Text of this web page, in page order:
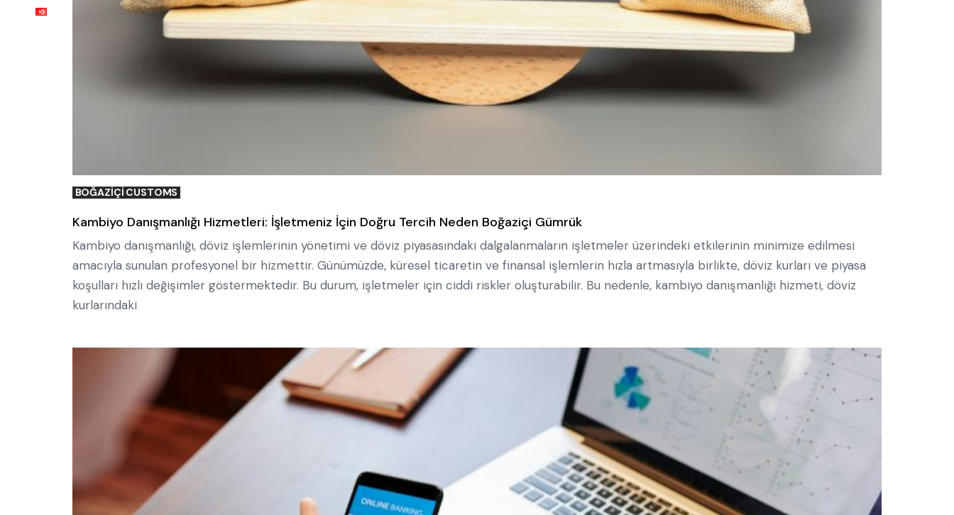
BOĞAZIÇI CUSTOMS
Kambiyo Danışmanlığı Hizmetleri: İşletmeniz İçin Doğru Tercih Neden Boğaziçi Gümrük
Kambiyo danışmanlığı, döviz işlemlerinin yönetimi ve döviz piyasasındaki dalgalanmaların işletmeler üzerindeki etkilerinin minimize edilmesi
amacıyla sunulan profesyonel bir hizmettir. Günümüzde, küresel ticaretin ve finansal işlemlerin hızla artmasıyla birlikte, döviz kurları ve piyasa
koşulları hızlı değişimler göstermektedir. Bu durum, işletmeler için ciddi riskler oluşturabilir. Bu nedenle, kambiyo danışmanlığı hizmeti, döviz
kurlarındaki